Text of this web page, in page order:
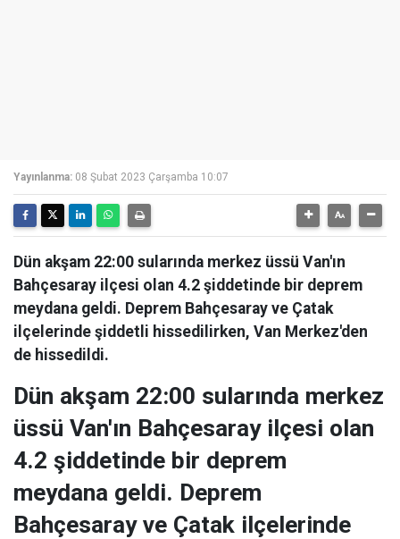
Yayınlanma: 08 Şubat 2023 Çarşamba 10:07
Dün akşam 22:00 sularında merkez üssü Van'ın
Bahçesaray ilçesi olan 4.2 şiddetinde bir deprem
meydana geldi. Deprem Bahçesaray ve Çatak
ilçelerinde şiddetli hissedilirken, Van Merkez'den
de hissedildi.
Dün akşam 22:00 sularında merkez
üssü Van'ın Bahçesaray ilçesi olan
4.2 şiddetinde bir deprem
meydana geldi. Deprem
Bahçesaray ve Çatak ilçelerinde